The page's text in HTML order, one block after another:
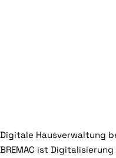
Digitale Hausverwaltung
BREMAC ist